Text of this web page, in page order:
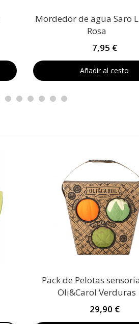
Mordedor de agua Saro
Rosa
7,95 €
Añadir al cesto
Pack de Pelotas
Oli&Carol Verduras
29,90 €